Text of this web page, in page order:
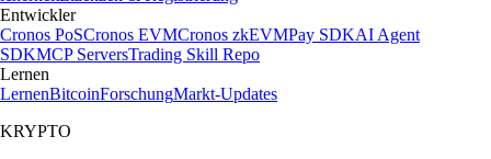
Entwickler
Cronos PoSCronos EVMCronos zkEVMPay SDKAI Agent
SDKMCP ServersTrading Skill Repo
Lernen
LernenBitcoinForschungMarkt-Updates
KRYPTO